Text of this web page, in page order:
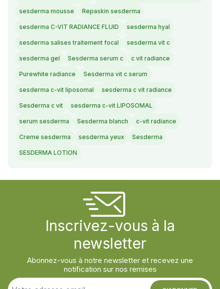
sesderma mousse Repaskin sesderma
sesderma C-VIT RADIANCE FLUID sesderma hyal
sesderma salises traitement focal sesderma vit c
sesderma gel Sesderma serum c c vit radiance
Purewhite radiance Sesderma vit c serum
sesderma c-vit liposomal sesderma c vit radiance
Sesderma c vit sesderma c-vit LIPOSOMAL
serum sesderma Sesderma blanch c-vit radiance
Creme sesderma sesderma yeux Sesderma
SESDERMA LOTION
Inscrivez-vous à la
newsletter
Abonnez-vous à notre newsletter et recevez une
notification sur nos remises